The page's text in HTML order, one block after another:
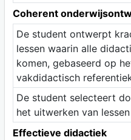
Coherent
De student ontwerpt
lessen waarin alle
komen, gebaseerd op
vakdidactisch
De student selecteert
het uitwerken van
Effectieve didactiek